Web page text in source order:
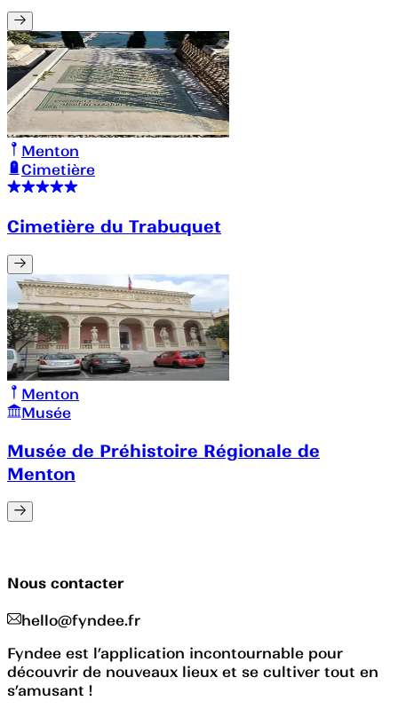
Menton
Cimetière
Cimetière du Trabuquet
Menton
Musée
Musée de Préhistoire Régionale de
Menton
Nous contacter
hello@fyndee.fr
Fyndee est l’application incontournable pour
découvrir de nouveaux lieux et se cultiver tout en
s’amusant !